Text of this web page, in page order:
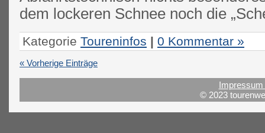
dem lockeren Schnee noch die
Kategorie Toureninfos | 0 Kommentar »
« Vorherige Einträge
© 2023